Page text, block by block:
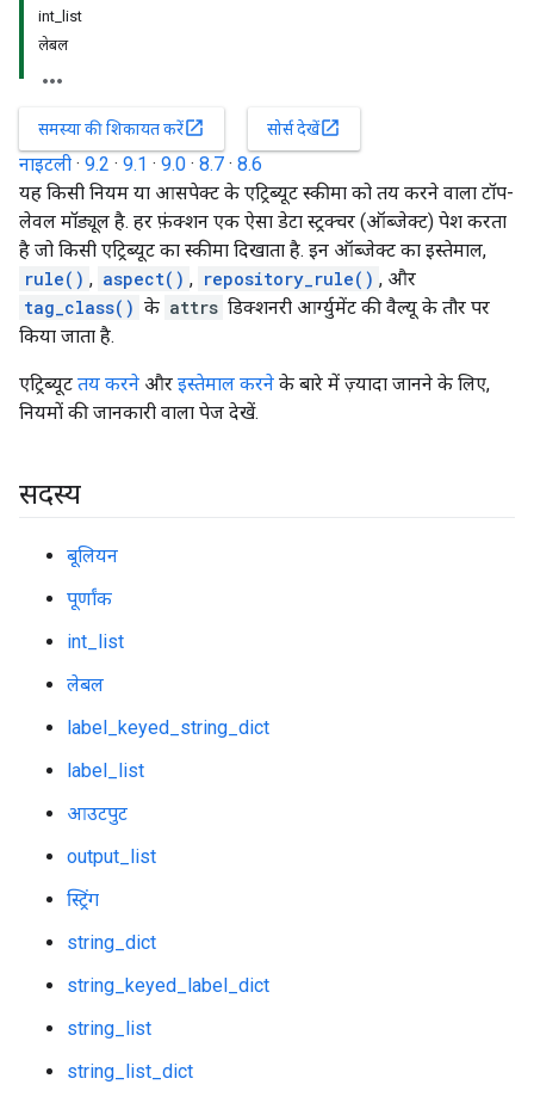
int_list
लेबल
समस्या की शिकायत करेंopen_in_new सोर्स देखेंopen_in_new
नाइटली · 9.2 · 9.1 · 9.0 · 8.7 · 8.6
यह किसी नियम या आसपेक्ट के एट्रिब्यूट स्कीमा को तय करने वाला टॉप-
लेवल मॉड्यूल है. हर फ़ंक्शन एक ऐसा डेटा स्ट्रक्चर (ऑब्जेक्ट) पेश करता
है जो किसी एट्रिब्यूट का स्कीमा दिखाता है. इन ऑब्जेक्ट का इस्तेमाल,
rule() , aspect() , repository_rule() , और
tag_class() के attrs डिक्शनरी आर्ग्युमेंट की वैल्यू के तौर पर
किया जाता है.
एट्रिब्यूट तय करने और इस्तेमाल करने के बारे में ज़्यादा जानने के लिए,
नियमों की जानकारी वाला पेज देखें.
सदस्य
बूलियन
पूर्णांक
int_list
लेबल
label_keyed_string_dict
label_list
आउटपुट
output_list
स्ट्रिंग
string_dict
string_keyed_label_dict
string_list
string_list_dict